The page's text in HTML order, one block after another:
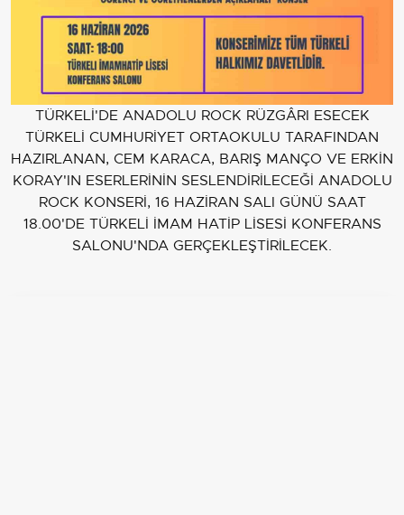
TÜRKELİ'DE ANADOLU ROCK RÜZGÂRI ESECEK
TÜRKELİ CUMHURİYET ORTAOKULU TARAFINDAN
HAZIRLANAN, CEM KARACA, BARIŞ MANÇO VE ERKİN
KORAY'IN ESERLERİNİN SESLENDİRİLECEĞİ ANADOLU
ROCK KONSERİ, 16 HAZİRAN SALI GÜNÜ SAAT
18.00'DE TÜRKELİ İMAM HATİP LİSESİ KONFERANS
SALONU'NDA GERÇEKLEŞTİRİLECEK.